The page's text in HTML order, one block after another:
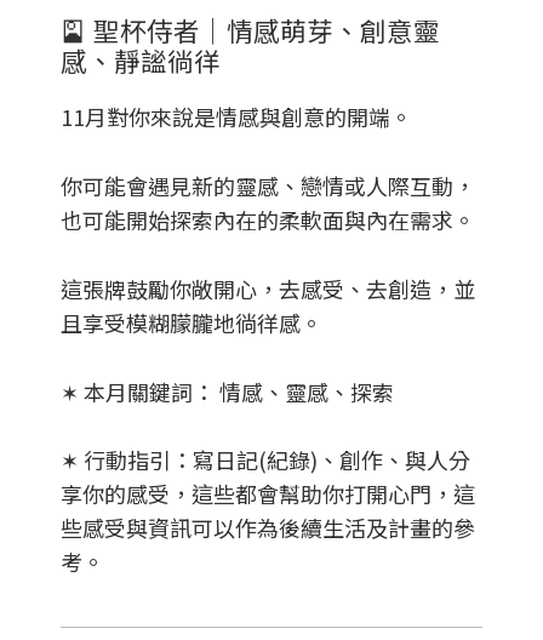
🎴 聖杯侍者｜情感萌芽、創意靈
感、靜謐徜徉
11月對你來說是情感與創意的開端。
你可能會遇見新的靈感、戀情或人際互動，
也可能開始探索內在的柔軟面與內在需求。
這張牌鼓勵你敞開心，去感受、去創造，並
且享受模糊朦朧地徜徉感。
✶ 本月關鍵詞： 情感、靈感、探索
✶ 行動指引：寫日記(紀錄)、創作、與人分
享你的感受，這些都會幫助你打開心門，這
些感受與資訊可以作為後續生活及計畫的參
考。